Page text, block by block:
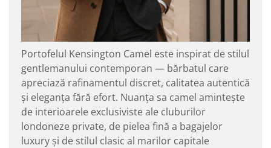
Portofelul Kensington Camel este inspirat de stilul
gentlemanului contemporan — bărbatul care
apreciază rafinamentul discret, calitatea autentică
și eleganța fără efort. Nuanța sa camel amintește
de interioarele exclusiviste ale cluburilor
londoneze private, de pielea fină a bagajelor
luxury și de stilul clasic al marilor capitale